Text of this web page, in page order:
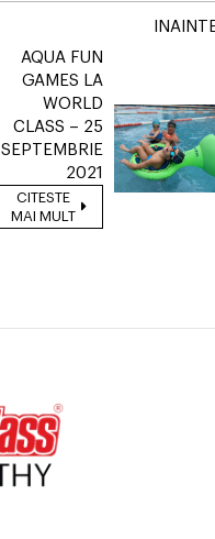
AQUA FUN
GAMES LA
WORLD
CLASS – 25
SEPTEMBRIE
2021
CITESTE
MAI MULT